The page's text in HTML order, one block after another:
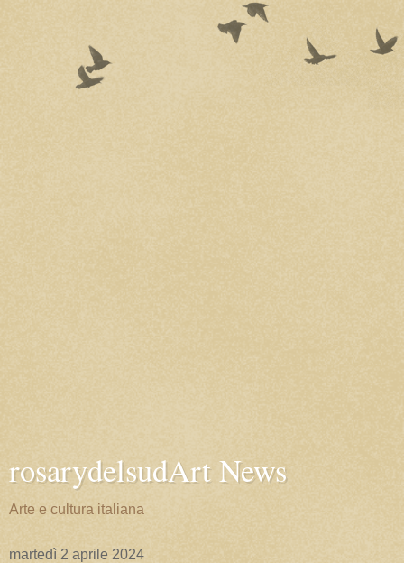
rosarydelsudArt News
Arte e cultura italiana
martedì 2 aprile 2024